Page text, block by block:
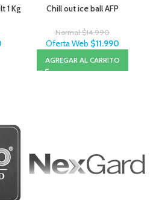
1 Kg Chill out ice ball AFP
Normal$14.990
Oferta Web $11.990
AGREGAR AL CARRITO